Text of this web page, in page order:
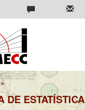
»
DE ESTATÍSTICA